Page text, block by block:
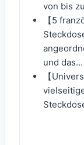
von bis
【5
und das...
【